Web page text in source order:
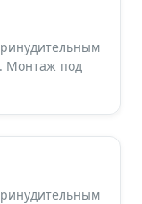
Монтаж под